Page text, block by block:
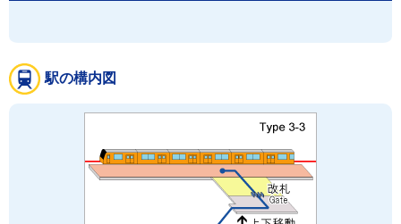
駅の構内図